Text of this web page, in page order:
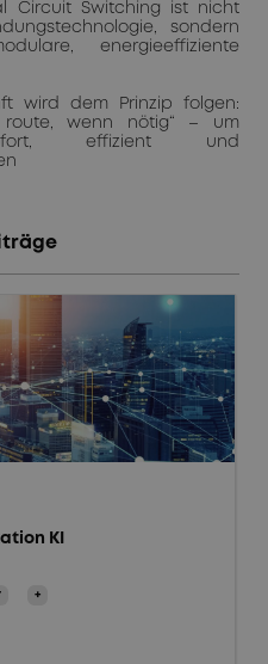
Circuit Switching ist nicht
sondern
energieeffiziente
wird dem Prinzip folgen:
route, wenn nötig“ – um
effizient und
KI
+